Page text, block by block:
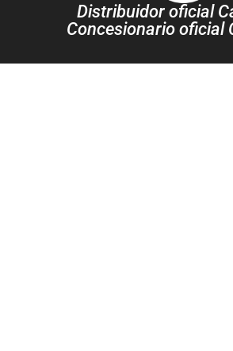
Distribuidor oficial
Concesionario oficial